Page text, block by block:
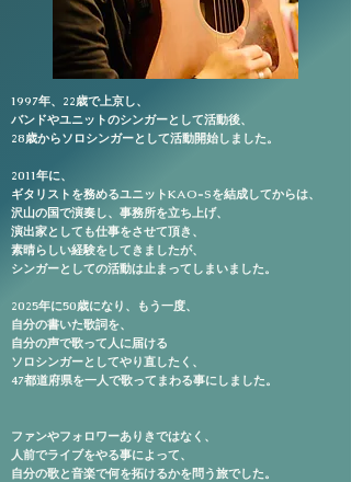
1997年、22歳で上京し、
バンドやユニットのシンガーとして活動後、
28歳からソロシンガーとして活動開始しました。
2011年に、
ギタリストを務めるユニットKAO=Sを結成してからは、
沢山の国で演奏し、事務所を立ち上げ、
演出家としても仕事をさせて頂き、
素晴らしい経験をしてきましたが、
シンガーとしての活動は止まってしまいました。
2025年に50歳になり、
もう一度、
自分の書いた歌詞を、
自分の声で歌って人に届ける
ソロシンガーとしてやり直したく、
47都道府県を一人で歌ってまわる事にしました。
ファンやフォロワーありきではなく、
人前でライブをやる事によって、
自分の歌と音楽で何を拓けるかを問う旅でした。